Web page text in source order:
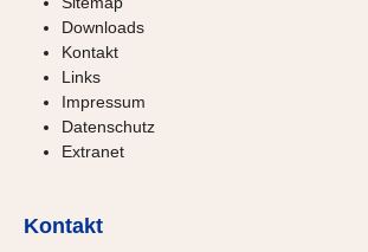
Downloads
Kontakt
Links
Impressum
Datenschutz
Extranet
Kontakt